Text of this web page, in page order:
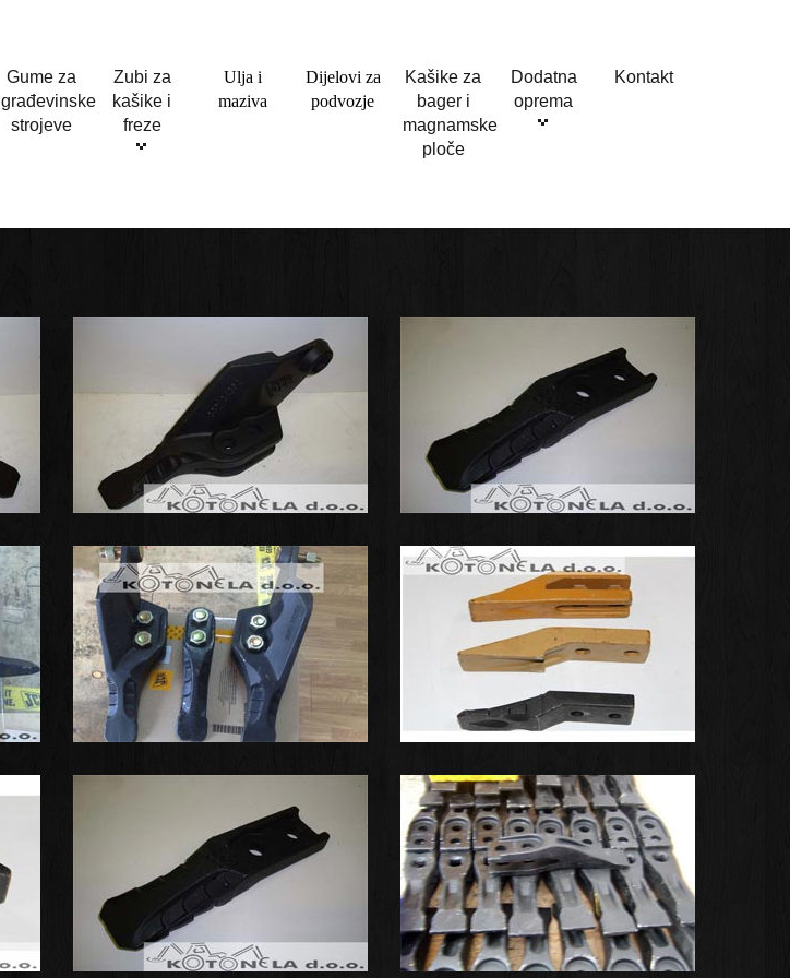
Gume za
građevinske
strojeve
Zubi za
kašike i
freze
Ulja i
maziva
Dijelovi za
podvozje
Kašike za
bager i
magnamske
ploče
Dodatna
oprema
Kontakt